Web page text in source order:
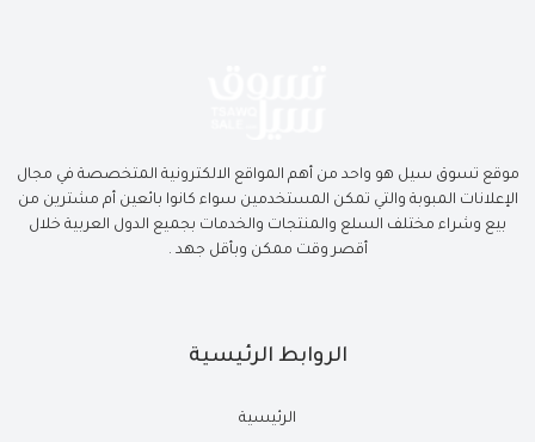
موقع تسوق سيل هو واحد من أهم المواقع الالكترونية المتخصصة في مجال
الإعلانات المبوبة والتي تمكن المستخدمين سواء كانوا بائعين أم مشترين من
بيع وشراء مختلف السلع والمنتجات والخدمات بجميع الدول العربية خلال
أقصر وقت ممكن وبأقل جهد .
الروابط الرئيسية
الرئيسية